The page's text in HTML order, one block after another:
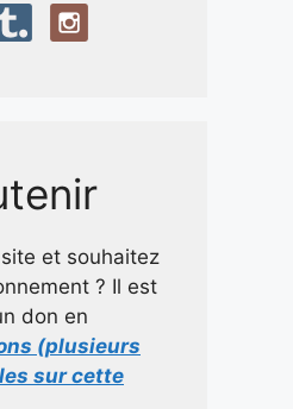
et souhaitez
? Il est
don en
(plusieurs
sur cette